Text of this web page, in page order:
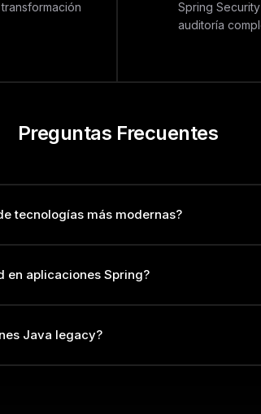
Spring
auditoría
Preguntas Frecuentes
tecnologías más modernas?
virtual threads (Project Loom) y GraalVM
en aplicaciones Spring?
vulnerabilidades OWASP. Además,
Java legacy?